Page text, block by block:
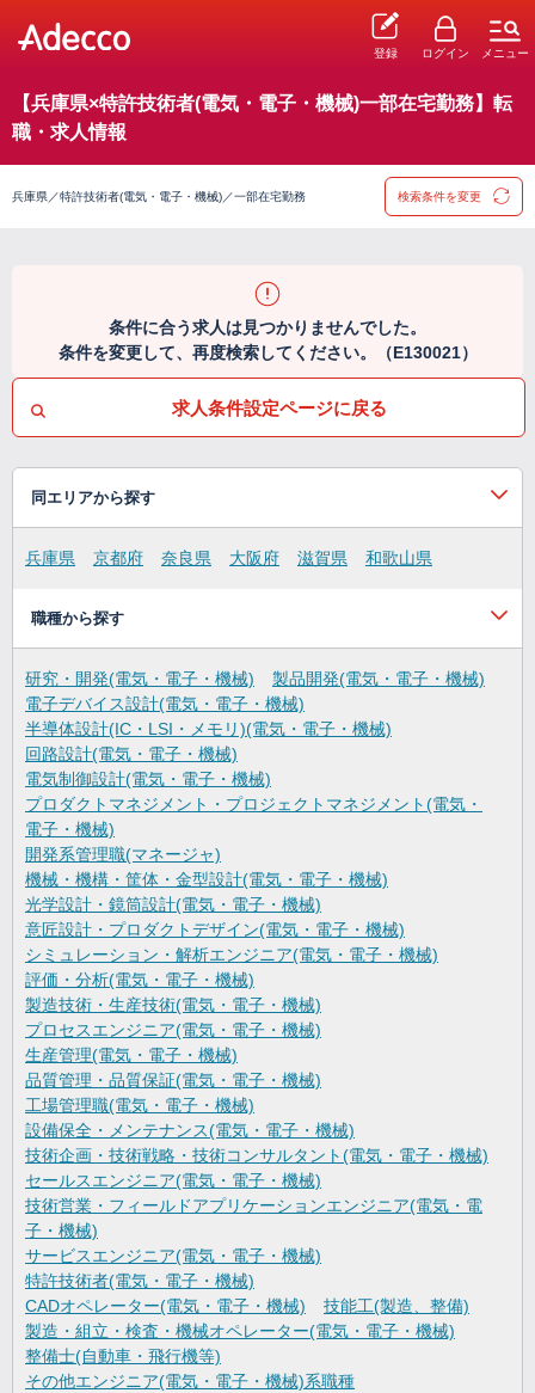
登録 ログイン メニュー
【兵庫県×特許技術者(電気・電子・機械)一部在宅勤務】転
職・求人情報
兵庫県／特許技術者(電気・電子・機械)／一部在宅勤務 検索条件を変更
条件に合う求人は見つかりませんでした。
条件を変更して、再度検索してください。（E130021）
求人条件設定ページに戻る
同エリアから探す
兵庫県 京都府 奈良県 大阪府 滋賀県 和歌山県
職種から探す
研究・開発(電気・電子・機械)
製品開発(電気・電子・機械)
電子デバイス設計(電気・電子・機械)
半導体設計(IC・LSI・メモリ)(電気・電子・機械)
回路設計(電気・電子・機械)
電気制御設計(電気・電子・機械)
プロダクトマネジメント・プロジェクトマネジメント(電気・
電子・機械)
開発系管理職(マネージャ)
機械・機構・筐体・金型設計(電気・電子・機械)
光学設計・鏡筒設計(電気・電子・機械)
意匠設計・プロダクトデザイン(電気・電子・機械)
シミュレーション・解析エンジニア(電気・電子・機械)
評価・分析(電気・電子・機械)
製造技術・生産技術(電気・電子・機械)
プロセスエンジニア(電気・電子・機械)
生産管理(電気・電子・機械)
品質管理・品質保証(電気・電子・機械)
工場管理職(電気・電子・機械)
設備保全・メンテナンス(電気・電子・機械)
技術企画・技術戦略・技術コンサルタント(電気・電子・機械)
セールスエンジニア(電気・電子・機械)
技術営業・フィールドアプリケーションエンジニア(電気・電
子・機械)
サービスエンジニア(電気・電子・機械)
特許技術者(電気・電子・機械)
CADオペレーター(電気・電子・機械)
技能工(製造、整備)
製造・組立・検査・機械オペレーター(電気・電子・機械)
整備士(自動車・飛行機等)
その他エンジニア(電気・電子・機械)系職種